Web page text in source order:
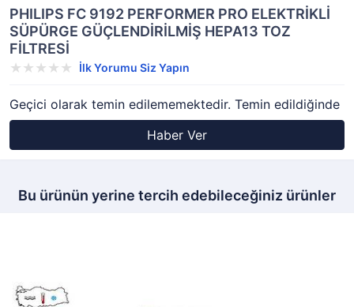
PHILIPS FC 9192 PERFORMER PRO ELEKTRİKLİ
SÜPÜRGE GÜÇLENDİRİLMİŞ HEPA13 TOZ
FİLTRESİ
İlk Yorumu Siz Yapın
Geçici olarak temin edilememektedir. Temin edildiğinde
Haber Ver
Bu ürünün yerine tercih edebileceğiniz ürünler